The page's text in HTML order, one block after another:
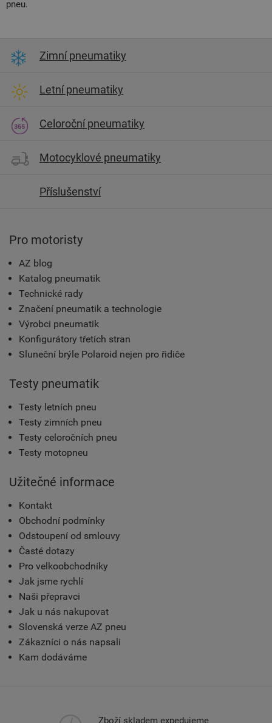
pneu.
Zimní pneumatiky
Letní pneumatiky
Celoroční pneumatiky
Motocyklové pneumatiky
Příslušenství
Pro motoristy
AZ blog
Katalog pneumatik
Technické rady
Značení pneumatik a technologie
Výrobci pneumatik
Konfigurátory třetích stran
Sluneční brýle Polaroid nejen pro řidiče
Testy pneumatik
Testy letních pneu
Testy zimních pneu
Testy celoročních pneu
Testy motopneu
Užitečné informace
Kontakt
Obchodní podmínky
Odstoupení od smlouvy
Časté dotazy
Pro velkoobchodníky
Jak jsme rychlí
Naši přepravci
Jak u nás nakupovat
Slovenská verze AZ pneu
Zákazníci o nás napsali
Kam dodáváme
Zboží skladem expedujeme